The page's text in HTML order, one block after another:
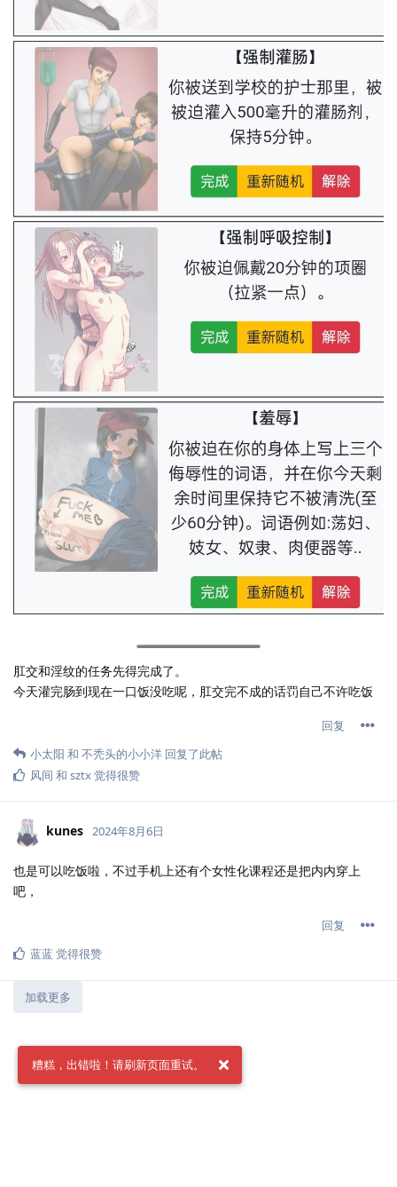
肛交和淫纹的任务先得完成了。
今天灌完肠到现在一口饭没吃呢，肛交完不成的话罚自己不许吃饭
回复
小太阳 和 不秃头的小小洋 回复了此帖
风间 和 sztx觉得很赞
kunes 2024年8月6日
也是可以吃饭啦，不过手机上还有个女性化课程还是把内内穿上
吧，
回复
蓝蓝觉得很赞
加载更多
糟糕，出错啦！请刷新页面重试。